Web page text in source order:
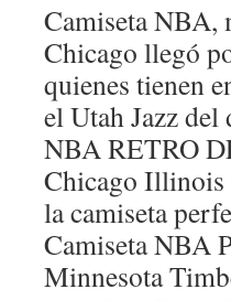
Camiseta NBA,
Chicago llegó
quienes tienen
el Utah Jazz
NBA RETRO
Chicago
la camiseta
Camiseta NBA
Minnesota